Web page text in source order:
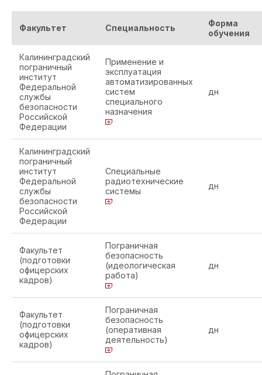
Факультет Специальность
Форма
обучения
Калининградский
пограничный
институт
Федеральной
службы
безопасности
Российской
Федерации
Применение и
эксплуатация
автоматизированных
систем
специального
назначения
дн
Калининградский
пограничный
институт
Федеральной
службы
безопасности
Российской
Федерации
Специальные
радиотехнические
системы
дн
Факультет
(подготовки
офицерских
кадров)
Пограничная
безопасность
(идеологическая
работа)
дн
Факультет
(подготовки
офицерских
кадров)
Пограничная
безопасность
(оперативная
деятельность)
дн